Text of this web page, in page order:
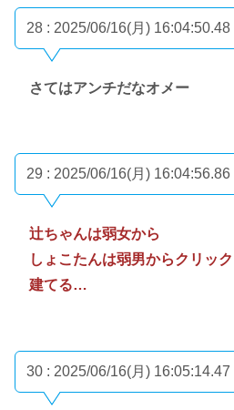
28 : 2025/06/16(月) 16:04:50.48
さてはアンチだなオメー
29 : 2025/06/16(月) 16:04:56.86
辻ちゃんは弱女から
しょこたんは弱男からクリッ
建てる…
30 : 2025/06/16(月) 16:05:14.47